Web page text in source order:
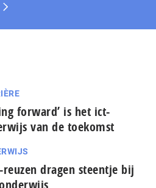
forward’ is het ict-
van de toekomst
reuzen dragen steentje bij